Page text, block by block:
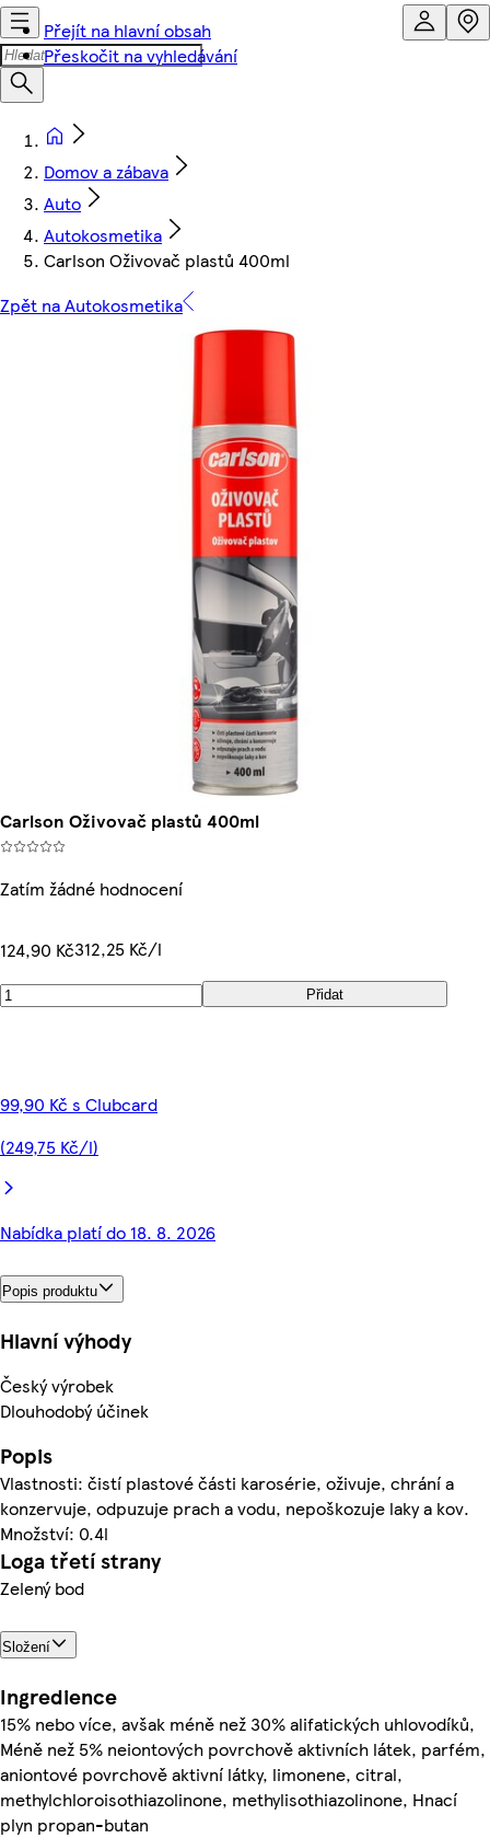
Přejít na hlavní obsah
Přeskočit na vyhledávání
Domov a zábava
Auto
Autokosmetika
Carlson Oživovač plastů 400ml
Zpět na Autokosmetika
Carlson Oživovač plastů 400ml
Zatím žádné hodnocení
124,90 Kč312,25 Kč/l
Přidat
99,90 Kč s Clubcard
(249,75 Kč/l)
Nabídka platí do 18. 8. 2026
Popis produktu
Hlavní výhody
Český výrobek
Dlouhodobý účinek
Popis
Vlastnosti: čistí plastové části karosérie, oživuje, chrání a
konzervuje, odpuzuje prach a vodu, nepoškozuje laky a kov.
Množství: 0.4l
Loga třetí strany
Zelený bod
Složení
Ingredience
15% nebo více, avšak méně než 30% alifatických uhlovodíků,
Méně než 5% neiontových povrchově aktivních látek, parfém,
aniontové povrchově aktivní látky, limonene, citral,
methylchloroisothiazolinone, methylisothiazolinone, Hnací
plyn propan-butan